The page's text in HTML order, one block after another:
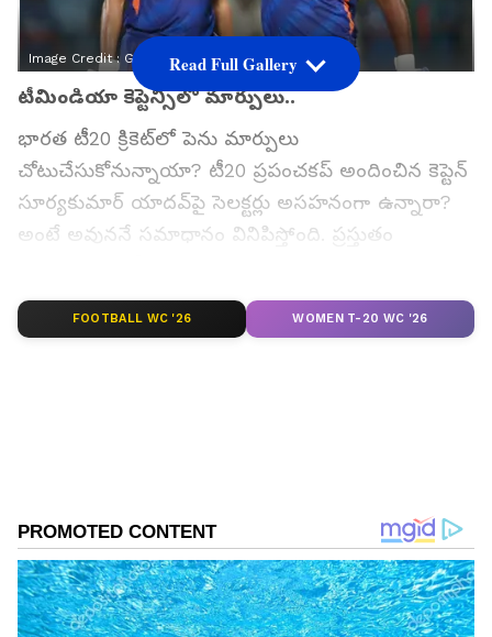
Image Credit : Getty
టీమిండియా కెప్టెన్సీలో మార్పులు..
భారత టీ20 క్రికెట్‌లో పెను మార్పులు
చోటుచేసుకోనున్నాయా? టీ20 ప్రపంచకప్ అందించిన కెప్టెన్
సూర్యకుమార్ యాదవ్‌పై సెలక్టర్లు అసహనంగా ఉన్నారా?
అంటే అవుననే సమాధానం వినిపిస్తోంది. ప్రస్తుతం
సంజూ శాంసన్, త్వరలోనే టీమిండియా టీ20 పగ్గాలను
చేపట్టే అవకాశం ఉందని జాతీయ మీడియాలో కథనాలు
Read Full Gallery
FOOTBALL WC '26 WOMEN T-20 WC '26